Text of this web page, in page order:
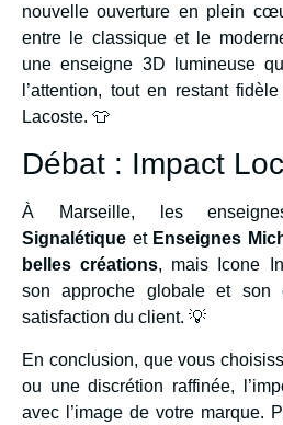
nouvelle ouverture en plein
entre le classique et le
une enseigne 3D lumineuse
l’attention, tout en restant
Lacoste. 👕
Débat : Impact
À Marseille, les
Signalétique et Enseignes
belles créations, mais Icone
son approche globale et son
satisfaction du client. 💡
En conclusion, que vous
ou une discrétion raffinée,
avec l’image de votre marque.